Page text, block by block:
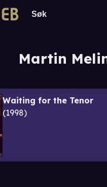
Martin
Waiting for the Tenor
1998